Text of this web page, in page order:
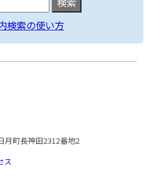
検索の使い方
月町長神田2312番地2
ス